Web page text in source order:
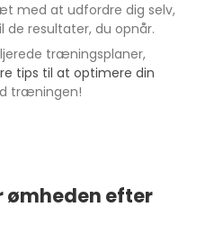
med at udfordre dig selv,
resultater, du opnår.
træningsplaner,
tips til at optimere din
træningen!
ømheden efter